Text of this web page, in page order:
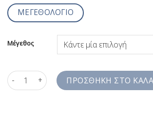
ΜΕΓΕΘΟΛΟΓΙΟ
Μέγεθος
Ριγέ Πουκάμισο Slim Line Σιέλ SS2JZB3194
ΠΡΟΣΘΉΚΗ ΣΤΟ